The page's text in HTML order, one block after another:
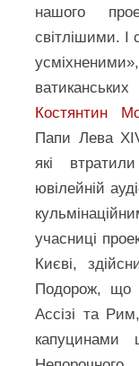
нашого
світлішими. І
Костянтин
Папи Лева
які
ювілейній
учасниці
Києві,
Подорож, що
Ассізі та
капуцинами